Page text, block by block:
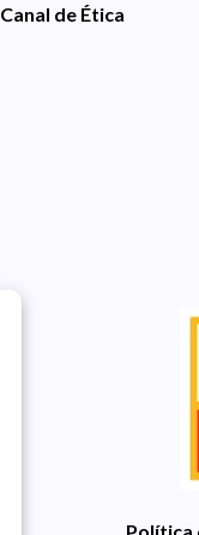
Canal de Ética
Política